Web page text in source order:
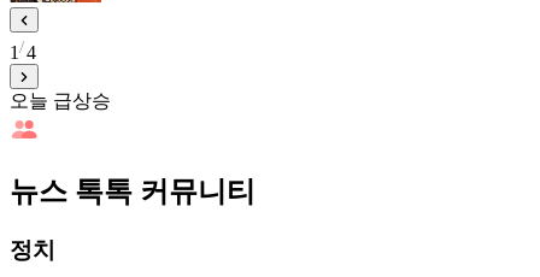
1 4
오늘 급상승
뉴스 톡톡 커뮤니티
정치